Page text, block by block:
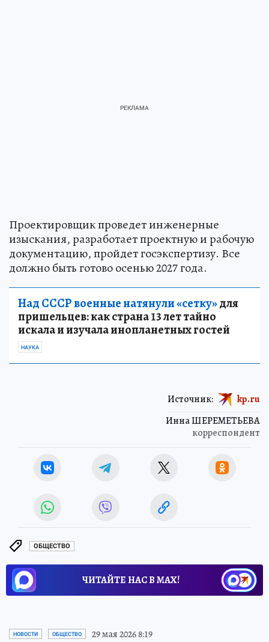
Проектировщик проведет инженерные
изыскания, разработает проектную и рабочую
документацию, пройдет госэкспертизу. Все
должно быть готово осенью 2027 года.
Над СССР военные натянули «сетку»для
пришельцев: как страна 13 лет тайно
искала и изучала инопланетных гостей
НАУКА
Инна ШЕРЕМЕТЬЕВА
корреспондент
Источник: kp.ru
ОБЩЕСТВО
ЧИТАЙТЕ НАС В МАХ!
НОВОСТИ ОБЩЕСТВО 29 мая 2026 8:19